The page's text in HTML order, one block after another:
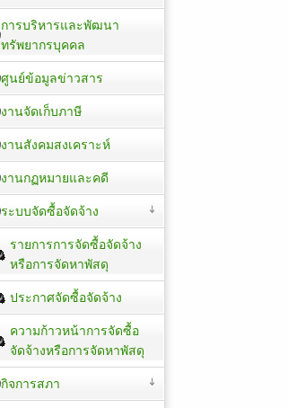
การบริหารและพัฒนา
ทรัพยากรบุคคล
ศูนย์ข้อมูลข่าวสาร
งานจัดเก็บภาษี
งานสังคมสงเคราะห์
งานกฏหมายและคดี
ระบบจัดซื้อจัดจ้าง
รายการการจัดซื้อจัดจ้าง
หรือการจัดหาพัสดุ
ประกาศจัดซื้อจัดจ้าง
ความก้าวหน้าการจัดซื้อ
จัดจ้างหรือการจัดหาพัสดุ
กิจการสภา